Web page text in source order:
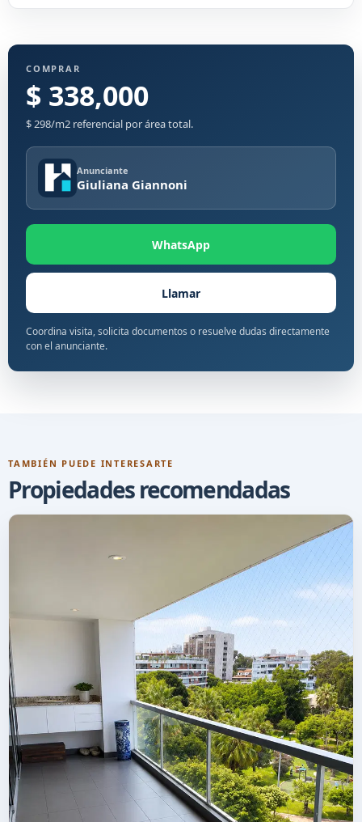
COMPRAR
$ 338,000
$ 298/m2 referencial por área total.
Anunciante
Giuliana Giannoni
WhatsApp
Llamar
Coordina visita, solicita documentos o resuelve dudas directamente
con el anunciante.
TAMBIÉN PUEDE INTERESARTE
Propiedades recomendadas